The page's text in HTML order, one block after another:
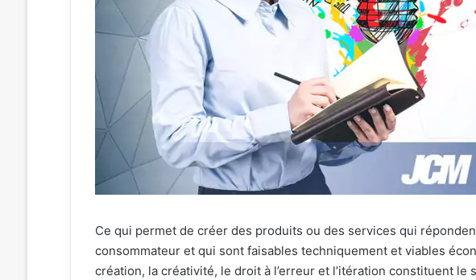
Ce qui permet de créer des produits ou des services qui
consommateur et qui sont faisables techniquement et viables
création, la créativité, le droit à l’erreur et l’itération constituent le